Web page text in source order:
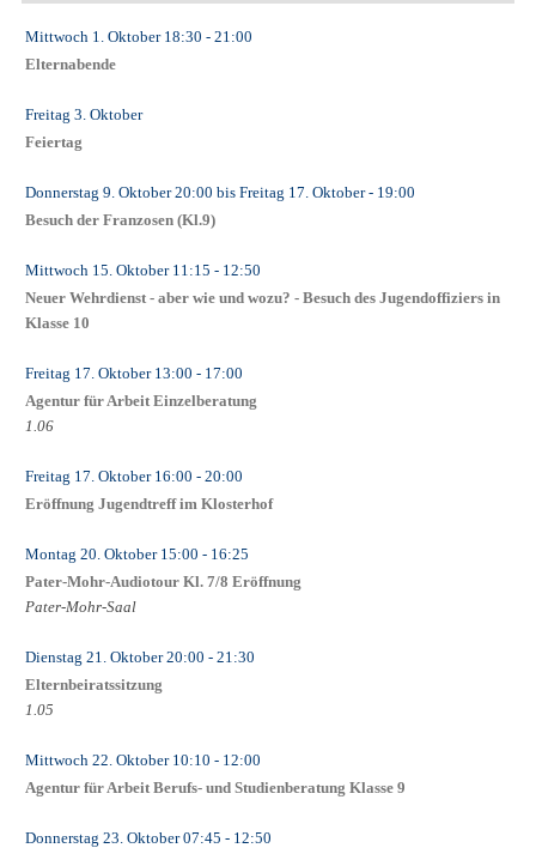
Mittwoch 1. Oktober18:30 - 21:00
Elternabende
Freitag 3. Oktober
Feiertag
Donnerstag 9. Oktober20:00 bis Freitag 17. Oktober- 19:00
Besuch der Franzosen (Kl.9)
Mittwoch 15. Oktober11:15 - 12:50
Neuer Wehrdienst - aber wie und wozu? - Besuch des Jugendoffiziers in
Klasse 10
Freitag 17. Oktober13:00 - 17:00
Agentur für Arbeit Einzelberatung
1.06
Freitag 17. Oktober16:00 - 20:00
Eröffnung Jugendtreff im Klosterhof
Montag 20. Oktober15:00 - 16:25
Pater-Mohr-Audiotour Kl. 7/8 Eröffnung
Pater-Mohr-Saal
Dienstag 21. Oktober20:00 - 21:30
Elternbeiratssitzung
1.05
Mittwoch 22. Oktober10:10 - 12:00
Agentur für Arbeit Berufs- und Studienberatung Klasse 9
Donnerstag 23. Oktober07:45 - 12:50